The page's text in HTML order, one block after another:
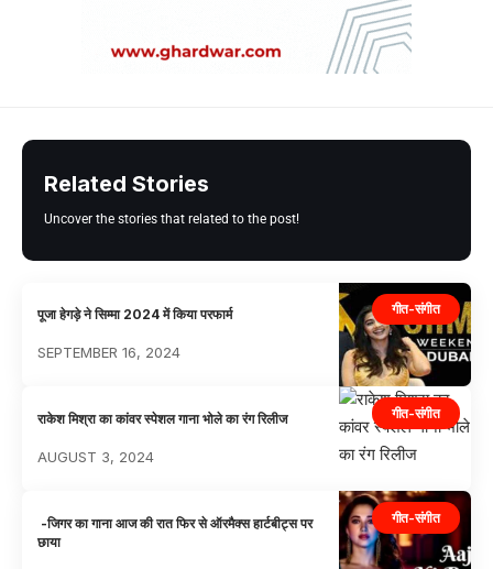
Related Stories
Uncover the stories that related to the post!
गीत-संगीत
पूजा हेगड़े ने सिम्मा 2024 में किया परफार्म
SEPTEMBER 16, 2024
गीत-संगीत
राकेश मिश्रा का कांवर स्पेशल गाना भोले का रंग रिलीज
AUGUST 3, 2024
गीत-संगीत
-जिगर का गाना आज की रात फिर से ऑरमैक्स हार्टबीट्स पर
छाया